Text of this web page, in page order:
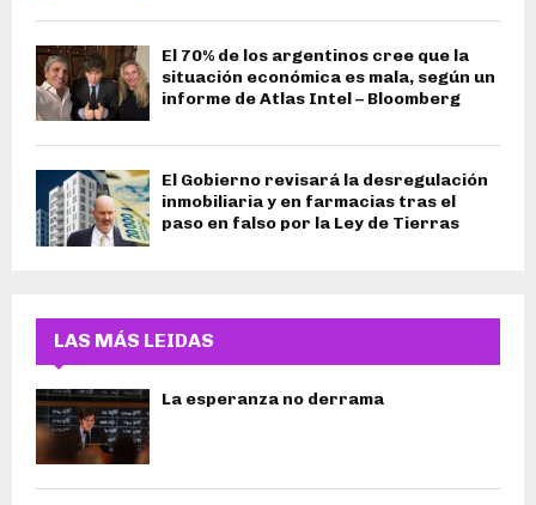
El 70% de los argentinos cree que la
situación económica es mala, según un
informe de Atlas Intel – Bloomberg
El Gobierno revisará la desregulación
inmobiliaria y en farmacias tras el
paso en falso por la Ley de Tierras
LAS MÁS LEIDAS
La esperanza no derrama